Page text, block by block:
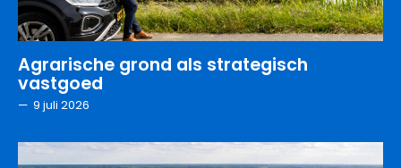
Agrarische grond als strategisch
vastgoed
— 9 juli 2026